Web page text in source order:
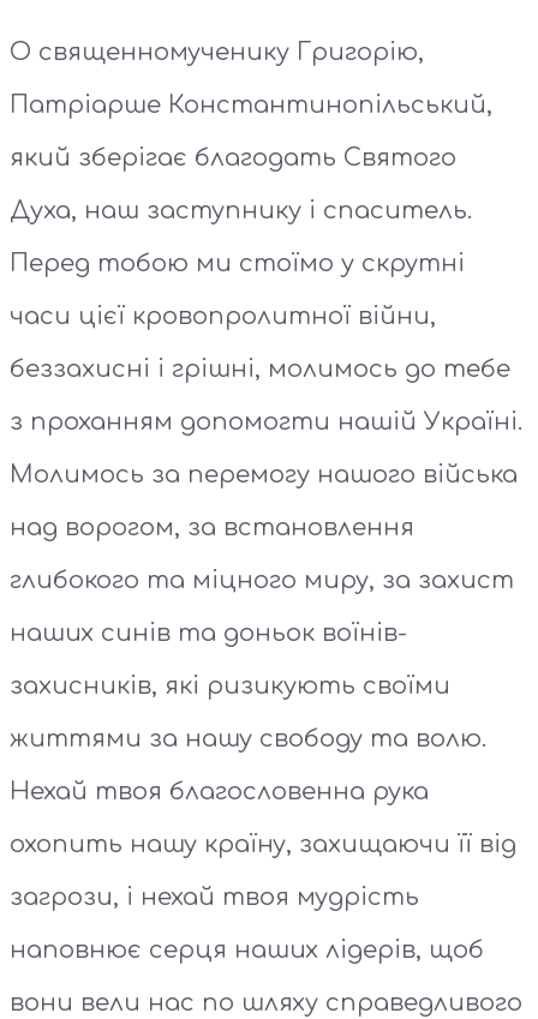
О священномученику Григорію,
Патріарше Константинопільський,
який зберігає благодать Святого
Духа, наш заступнику і спаситель.
Перед тобою ми стоїмо у скрутні
часи цієї кровопролитної війни,
беззахисні і грішні, молимось до тебе
з проханням допомогти нашій Україні.
Молимось за перемогу нашого війська
над ворогом, за встановлення
глибокого та міцного миру, за захист
наших синів та доньок воїнів-
захисників, які ризикують своїми
життями за нашу свободу та волю.
Нехай твоя благословенна рука
охопить нашу країну, захищаючи її від
загрози, і нехай твоя мудрість
наповнює серця наших лідерів, щоб
вони вели нас по шляху справедливого